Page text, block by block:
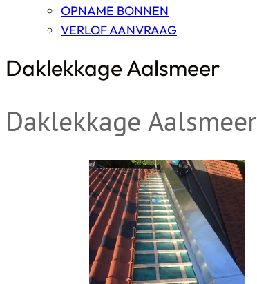
OPNAME BONNEN
VERLOF AANVRAAG
Daklekkage Aalsmeer
Daklekkage Aalsmeer